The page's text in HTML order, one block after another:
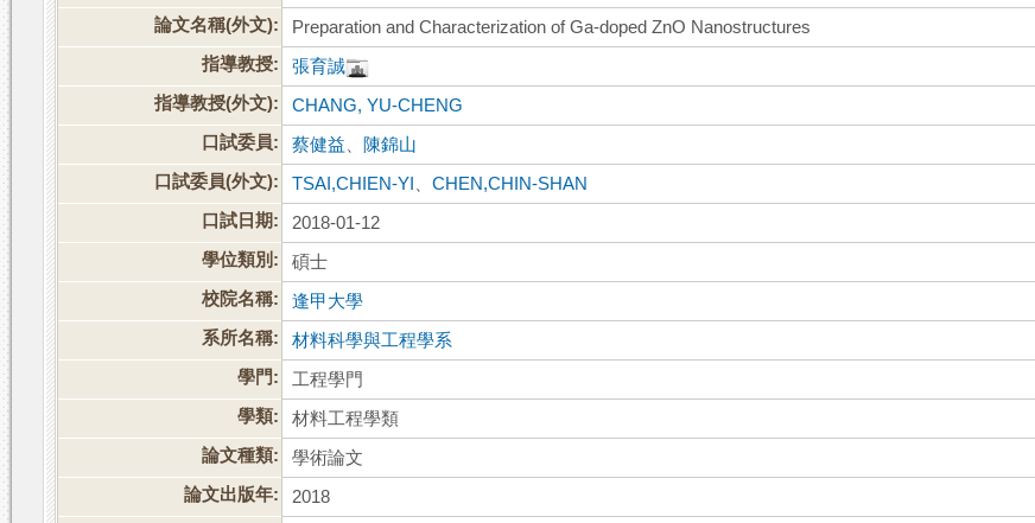
論文名稱(外文):
Preparation and Characterization of Ga-doped ZnO Nanostructures
指導教授:
張育誠
指導教授(外文):
CHANG, YU-CHENG
口試委員:
蔡健益
陳錦山
口試委員(外文):
TSAI,CHIEN-YI 、CHEN,CHIN-SHAN
口試日期:
2018-01-12
學位類別:
碩士
校院名稱:
逢甲大學
系所名稱:
材料科學與工程學系
學門:
工程學門
學類:
材料工程學類
論文種類:
學術論文
論文出版年:
2018